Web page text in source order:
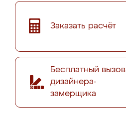
Заказать расчёт
Бесплатный вызов
дизайнера-
замерщика